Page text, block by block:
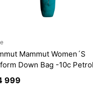
Mammut Women´S
Down Bag -10c Petrol
999